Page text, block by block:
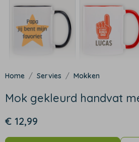
Servies Mokken
Mok gekleurd handvat
€ 12,99